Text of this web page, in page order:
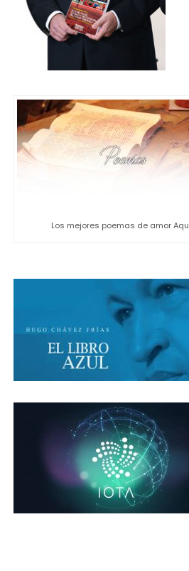
Los mejores poemas de amor